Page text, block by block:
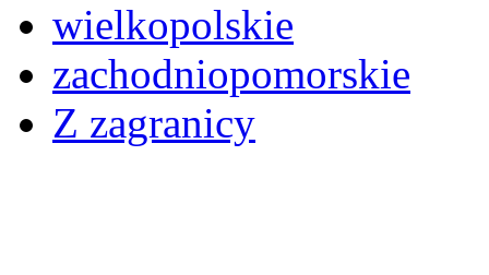
wielkopolskie
zachodniopomorskie
Z zagranicy